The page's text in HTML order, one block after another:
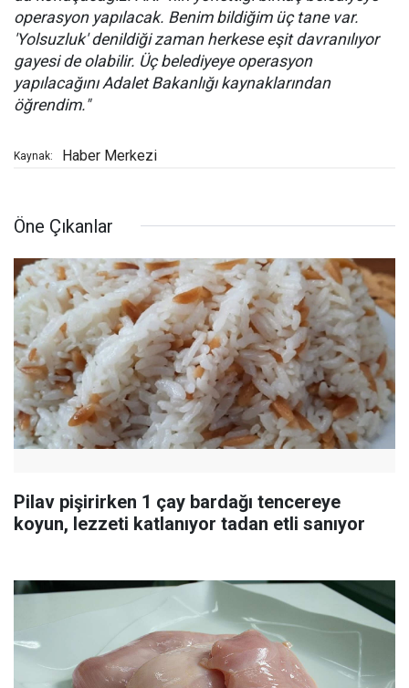
operasyon yapılacak. Benim bildiğim üç tane var.
'Yolsuzluk' denildiği zaman herkese eşit davranılıyor
gayesi de olabilir. Üç belediyeye operasyon
yapılacağını Adalet Bakanlığı kaynaklarından
öğrendim."
Kaynak: Haber Merkezi
Öne Çıkanlar
Pilav pişirirken 1 çay bardağı tencereye
koyun, lezzeti katlanıyor tadan etli sanıyor